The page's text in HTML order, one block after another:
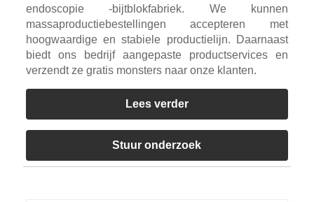
endoscopie -bijtblokfabriek. We kunnen
massaproductiebestellingen accepteren met
hoogwaardige en stabiele productielijn. Daarnaast
biedt ons bedrijf aangepaste productservices en
verzendt ze gratis monsters naar onze klanten.
Lees verder
Stuur onderzoek